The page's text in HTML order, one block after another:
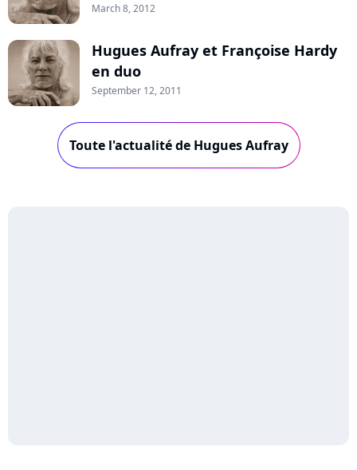
March 8, 2012
Hugues Aufray et Françoise Hardy
en duo
September 12, 2011
Toute l'actualité de Hugues Aufray